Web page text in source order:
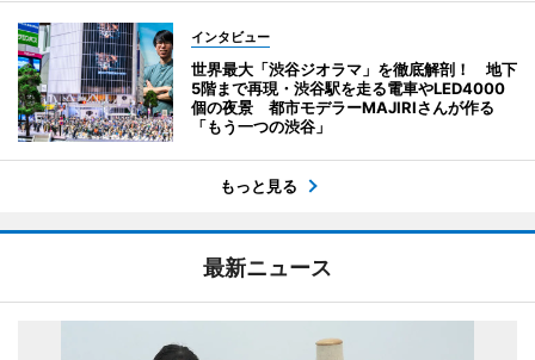
インタビュー
世界最大「渋谷ジオラマ」を徹底解剖！ 地下
5階まで再現・渋谷駅を走る電車やLED4000
個の夜景 都市モデラーMAJIRIさんが作る
「もう一つの渋谷」
もっと見る
最新ニュース